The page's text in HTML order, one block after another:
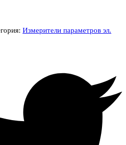
Измерители параметров эл.